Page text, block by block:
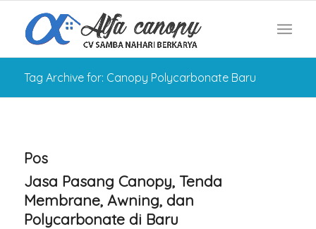
Tag Archive for: Canopy Polycarbonate Baru
Pos
Jasa Pasang Canopy, Tenda
Membrane, Awning, dan
Polycarbonate di Baru